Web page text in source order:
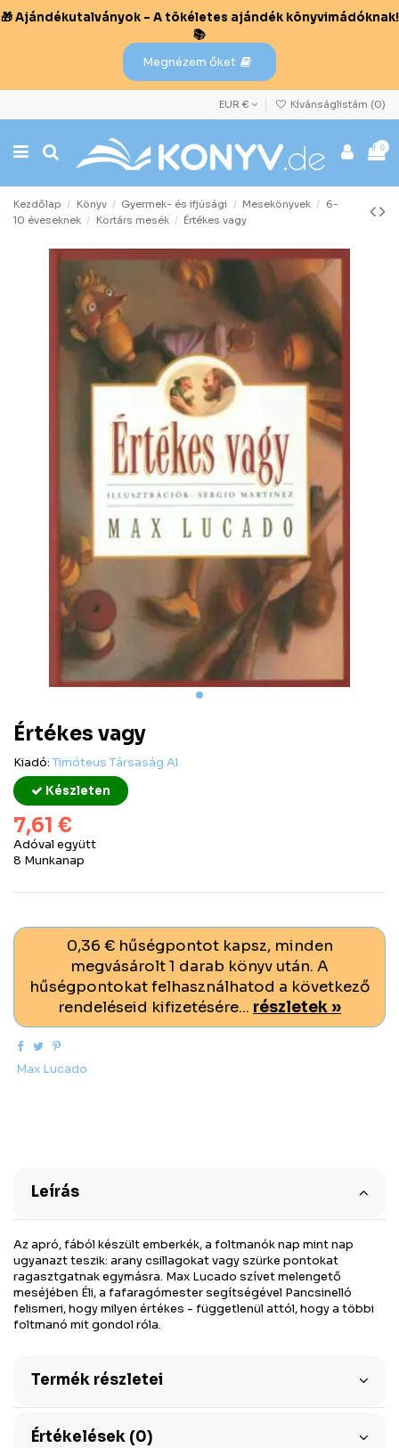
🎁 Ajándékutalványok – A tökéletes ajándék könyvimádóknak!
📚
Megnézem őket
EUR € Kívánságlistám (0)
0
Kezdőlap Könyv Gyermek- és ifjúsági Mesekönyvek
6-
10 éveseknek
Kortárs mesék Értékes vagy
Értékes vagy
Kiadó: Timóteus Társaság Al.
Készleten
7,61 €
Adóval együtt
8 Munkanap
0,36 € hűségpontot kapsz, minden
megvásárolt 1 darab könyv után. A
hűségpontokat felhasználhatod a következő
rendeléseid kifizetésére... részletek »
Max Lucado
Leírás
Az apró, fából készült emberkék, a foltmanók nap mint nap
ugyanazt teszik: arany csillagokat vagy szürke pontokat
ragasztgatnak egymásra. Max Lucado szívet melengető
meséjében Éli, a fafaragómester segítségével Pancsinelló
felismeri, hogy milyen értékes - függetlenül attól, hogy a többi
foltmanó mit gondol róla.
Termék részletei
Értékelések (0)